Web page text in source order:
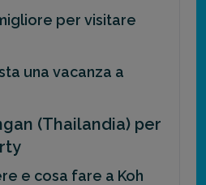
per visitare
una vacanza a
(Thailandia) per
e cosa fare a Koh